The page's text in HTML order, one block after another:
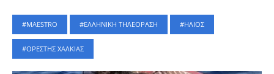
MAESTRO ΕΛΛΗΝΙΚΗ ΤΗΛΕΟΡΑΣΗ ΗΛΙΟΣ
ΟΡΕΣΤΗΣ ΧΑΛΚΙΑΣ